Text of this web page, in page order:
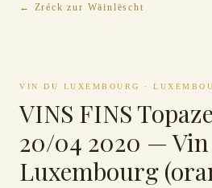
← Zréck zur Wäinlëscht
VIN DU LUXEMBOURG ·
VINS FINS
20/04 2020 —
Luxembourg